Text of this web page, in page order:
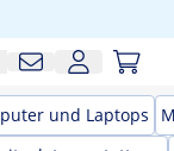
und Laptops